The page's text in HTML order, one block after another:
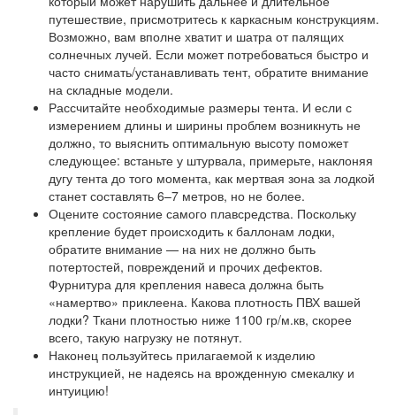
путешествие, присмотритесь к каркасным конструкциям.
Возможно, вам вполне хватит и шатра от палящих
солнечных лучей. Если может потребоваться быстро и
часто снимать/устанавливать тент, обратите внимание
на складные модели.
Рассчитайте необходимые размеры тента. И если с
измерением длины и ширины проблем возникнуть не
должно, то выяснить оптимальную высоту поможет
следующее: встаньте у штурвала, примерьте, наклоняя
дугу тента до того момента, как мертвая зона за лодкой
станет составлять 6–7 метров, но не более.
Оцените состояние самого плавсредства. Поскольку
крепление будет происходить к баллонам лодки,
обратите внимание — на них не должно быть
потертостей, повреждений и прочих дефектов.
Фурнитура для крепления навеса должна быть
«намертво» приклеена. Какова плотность ПВХ вашей
лодки? Ткани плотностью ниже 1100 гр/м.кв, скорее
всего, такую нагрузку не потянут.
Наконец пользуйтесь прилагаемой к изделию
инструкцией, не надеясь на врожденную смекалку и
интуицию!